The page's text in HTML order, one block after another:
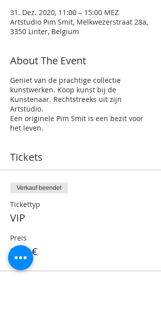
31. Dez. 2020, 11:00 – 15:00 MEZ
Artstudio Pim Smit, Melkwezerstraat 28a,
3350 Linter, Belgium
About The Event
Geniet van de prachtige collectie
kunstwerken. Koop kunst bij de
Kunstenaar. Rechtstreeks uit zijn
Artstudio.
Een originele Pim Smit is een bezit voor
het leven.
Tickets
Verkauf beendet
Tickettyp
VIP
Preis
0,00 €